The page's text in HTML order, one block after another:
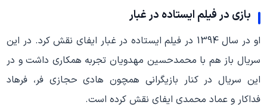
بازی در فیلم ایستاده در غبار
او در سال 1394 در فیلم ایستاده در غبار ایفای نقش کرد. در این
سریال باز هم با محمدحسین مهدویان تجربه همکاری داشت و در
این سریال در کنار بازیگرانی همچون هادی حجازی فر، فرهاد
فداکار و عماد محمدی ایفای نقش کرده است.